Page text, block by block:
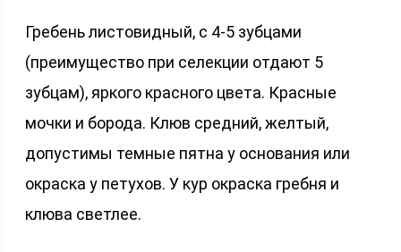
Гребень листовидный, с 4-5 зубцами
(преимущество при селекции отдают 5
зубцам), яркого красного цвета. Красные
мочки и борода. Клюв средний, желтый,
допустимы темные пятна у основания или
окраска у петухов. У кур окраска гребня и
клюва светлее.